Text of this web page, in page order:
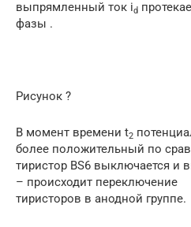
выпрямленный ток id
фазы .
Рисунок ?
В момент времени t2
более положительный по
тиристор BS6 выключается и
– происходит переключение
тиристоров в анодной группе.